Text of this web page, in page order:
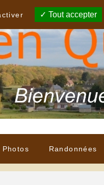
Photos Randonnées
Tout accepter